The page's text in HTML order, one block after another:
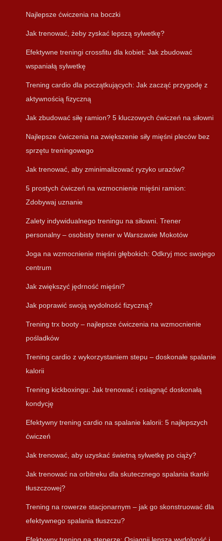
Najlepsze ćwiczenia na boczki
Jak trenować, żeby zyskać lepszą sylwetkę?
Efektywne treningi crossfitu dla kobiet: Jak zbudować
wspaniałą sylwetkę
Trening cardio dla początkujących: Jak zacząć przygodę z
aktywnością fizyczną
Jak zbudować siłę ramion? 5 kluczowych ćwiczeń na siłowni
Najlepsze ćwiczenia na zwiększenie siły mięśni pleców bez
sprzętu treningowego
Jak trenować, aby zminimalizować ryzyko urazów?
5 prostych ćwiczeń na wzmocnienie mięśni ramion:
Zdobywaj uznanie
Zalety indywidualnego treningu na siłowni. Trener
personalny – osobisty trener w Warszawie Mokotów
Joga na wzmocnienie mięśni głębokich: Odkryj moc swojego
centrum
Jak zwiększyć jędrność mięśni?
Jak poprawić swoją wydolność fizyczną?
Trening trx booty – najlepsze ćwiczenia na wzmocnienie
pośladków
Trening cardio z wykorzystaniem stepu – doskonałe spalanie
kalorii
Trening kickboxingu: Jak trenować i osiągnąć doskonałą
kondycję
Efektywny trening cardio na spalanie kalorii: 5 najlepszych
ćwiczeń
Jak trenować, aby uzyskać świetną sylwetkę po ciąży?
Jak trenować na orbitreku dla skutecznego spalania tkanki
tłuszczowej?
Trening na rowerze stacjonarnym – jak go skonstruować dla
efektywnego spalania tłuszczu?